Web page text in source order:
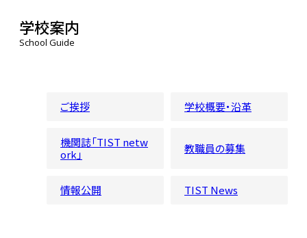
学校案内
School Guide
ご挨拶 学校概要・沿革
機関誌「TIST netw
ork」
教職員の募集
情報公開 TIST News